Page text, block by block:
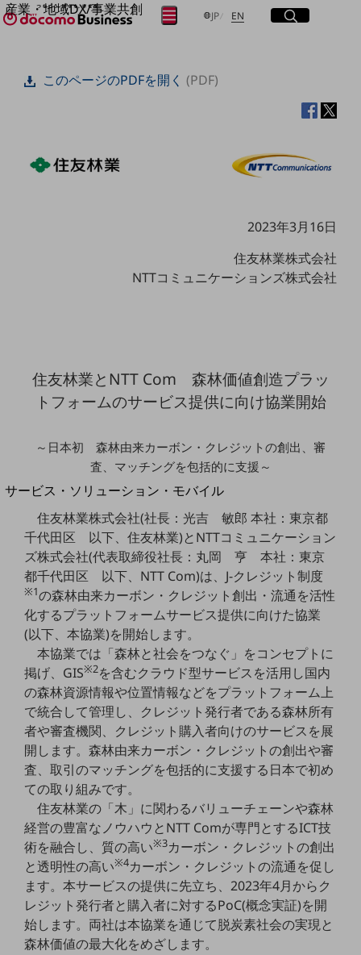
産業・地域DX/事業共創
OPEN HUB for Plural Futures
OPEN HUB for Plural Futuresとは
Smart World
自治体・地域社会との共創
LGPF(Local Government Platform)
別ウィンドウで開きます
サービス・ソリューション・モバイル
サービス・ソリューションTOP
DXに関する課題を解決する
サービス・ソリューションをご紹介
カテゴリーで探す
カテゴリーで探すTOP
ネットワーク・モバイル
クラウド・データセンター
電話・映像コミュニケーション
セキュリティ
データ利活用
運用管理
業務支援・マーケティング
災害対策・BCP
課題・ニーズで探す
課題・ニーズで探すTOP
JP日本語
EN Englishサイト内検索
開く
メニュー
開く
フリーワードを入力して探す
フリーワードでNTTドコモビジネスの
検索する
このページのPDFを開く(PDF)
2023年3月16日
住友林業株式会社
NTTコミュニケーションズ株式会社
住友林業とNTT Com 森林価値創造プラッ
トフォームのサービス提供に向け協業開始
～日本初 森林由来カーボン・クレジットの創出、審
査、マッチングを包括的に支援～
住友林業株式会社(社長：光吉 敏郎 本社：東京都
千代田区 以下、住友林業)とNTTコミュニケーション
ズ株式会社(代表取締役社長：丸岡 亨 本社：東京
都千代田区 以下、NTT Com)は、J-クレジット制度
※1の森林由来カーボン・クレジット創出・流通を活性
化するプラットフォームサービス提供に向けた協業
(以下、本協業)を開始します。
本協業では「森林と社会をつなぐ」をコンセプトに
掲げ、GIS※2を含むクラウド型サービスを活用し国内
の森林資源情報や位置情報などをプラットフォーム上
で統合して管理し、クレジット発行者である森林所有
者や審査機関、クレジット購入者向けのサービスを展
開します。森林由来カーボン・クレジットの創出や審
査、取引のマッチングを包括的に支援する日本で初め
ての取り組みです。
住友林業の「木」に関わるバリューチェーンや森林
経営の豊富なノウハウとNTT Comが専門とするICT技
術を融合し、質の高い※3カーボン・クレジットの創出
と透明性の高い※4カーボン・クレジットの流通を促し
ます。本サービスの提供に先立ち、2023年4月からク
レジット発行者と購入者に対するPoC(概念実証)を開
始します。両社は本協業を通じて脱炭素社会の実現と
森林価値の最大化をめざします。